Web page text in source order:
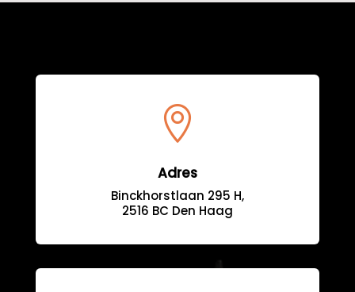

Adres
Binckhorstlaan 295 H,
2516 BC Den Haag